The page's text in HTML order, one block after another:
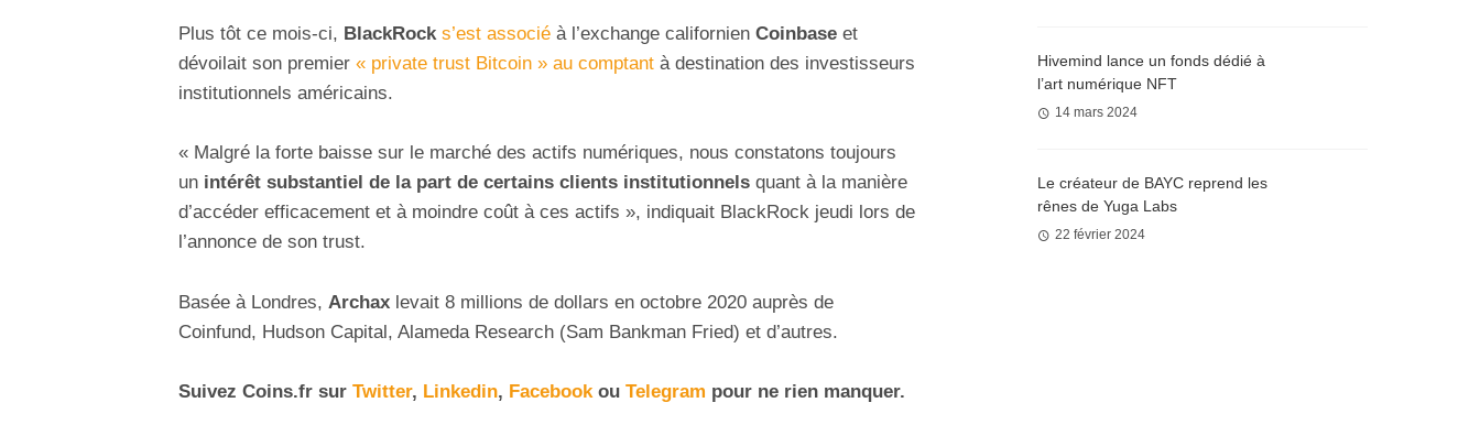
Plus tôt ce mois-ci, BlackRock s’est associé à l’exchange californien Coinbase et
dévoilait son premier « private trust Bitcoin » au comptant à destination des investisseurs
institutionnels américains.
« Malgré la forte baisse sur le marché des actifs numériques, nous constatons toujours
un intérêt substantiel de la part de certains clients institutionnels quant à la manière
d’accéder efficacement et à moindre coût à ces actifs », indiquait BlackRock jeudi lors de
l’annonce de son trust.
Basée à Londres, Archax levait 8 millions de dollars en octobre 2020 auprès de
Coinfund, Hudson Capital, Alameda Research (Sam Bankman Fried) et d’autres.
Suivez Coins.fr sur Twitter, Linkedin, Facebookou Telegram pour ne rien manquer.
Hivemind lance un fonds dédié à
l’art numérique NFT
14 mars 2024
Le créateur de BAYC reprend les
rênes de Yuga Labs
22 février 2024